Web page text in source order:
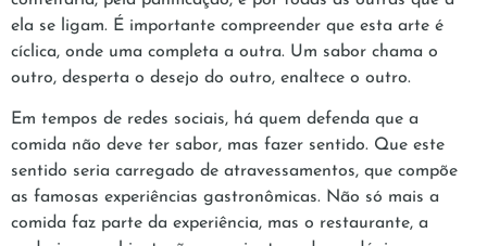
ela se ligam. É importante compreender que esta arte é
cíclica, onde uma completa a outra. Um sabor chama o
outro, desperta o desejo do outro, enaltece o outro.
Em tempos de redes sociais, há quem defenda que a
comida não deve ter sabor, mas fazer sentido. Que este
sentido seria carregado de atravessamentos, que compõe
as famosas experiências gastronômicas. Não só mais a
comida faz parte da experiência, mas o restaurante, a